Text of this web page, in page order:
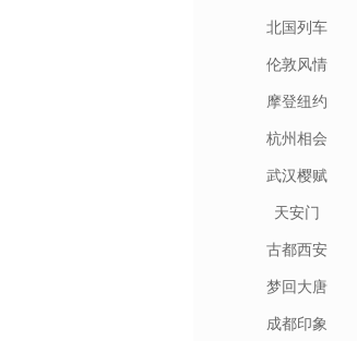
北国列车
伦敦风情
摩登纽约
杭州相会
武汉樱赋
天安门
古都西安
梦回大唐
成都印象